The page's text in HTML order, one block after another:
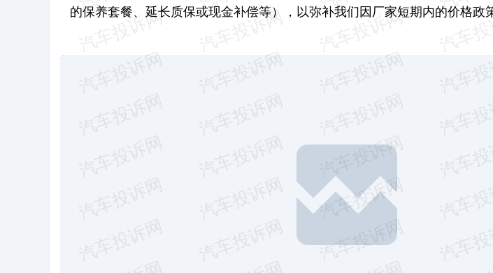
的保养套餐、延长质保或现金补偿等），以弥补我们因厂家短期内的价格政